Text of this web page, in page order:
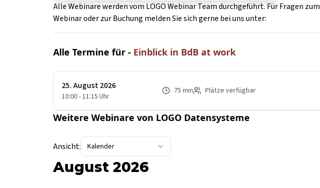
Alle Webinare werden vom LOGO Webinar Team durchgeführt. Für Fragen zum
Webinar oder zur Buchung melden Sie sich gerne bei uns unter:
Alle Termine für - Einblick in BdB at work
25. August 2026
10:00-11:15 Uhr
75 min Plätze verfügbar
Weitere Webinare von LOGO Datensysteme
Ansicht: Kalender
August 2026